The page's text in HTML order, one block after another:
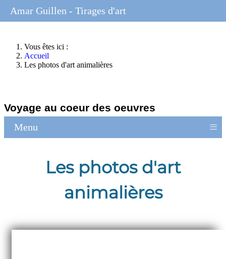
Vous êtes ici :
Accueil
Les photos d'art animalières
Voyage au coeur des oeuvres
Menu ≡
Les photos d'art
animalières
Amar Guillen - Tirages d'art